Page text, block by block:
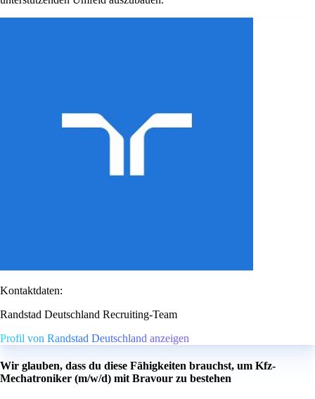
Kontaktdaten:
Randstad Deutschland Recruiting-Team
Profil von Randstad Deutschland anzeigen
Wir glauben, dass du diese Fähigkeiten brauchst, um Kfz-
Mechatroniker (m/w/d) mit Bravour zu bestehen